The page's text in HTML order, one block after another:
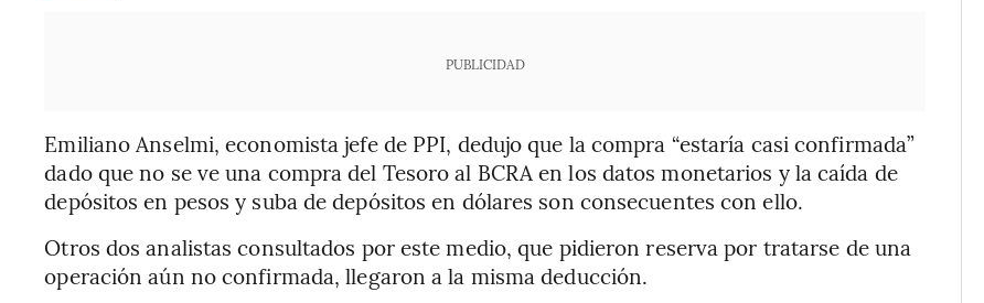
PUBLICIDAD
Emiliano Anselmi, economista jefe de PPI, dedujo que la compra “estaría casi confirmada”
dado que no se ve una compra del Tesoro al BCRA en los datos monetarios y la caída de
depósitos en pesos y suba de depósitos en dólares son consecuentes con ello.
Otros dos analistas consultados por este medio, que pidieron reserva por tratarse de una
operación aún no confirmada, llegaron a la misma deducción.